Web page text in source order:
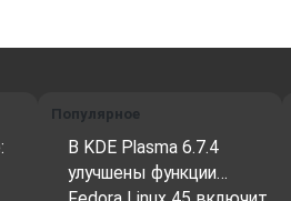
Популярное
В KDE Plasma 6.7.4
улучшены функции…